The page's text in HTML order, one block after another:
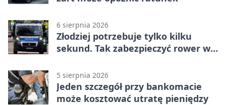
6 sierpnia 2026
Złodziej potrzebuje tylko kilku
sekund. Tak zabezpieczyć rower w
5 sierpnia 2026
Jeden szczegół przy bankomacie
może kosztować utratę pieniędzy